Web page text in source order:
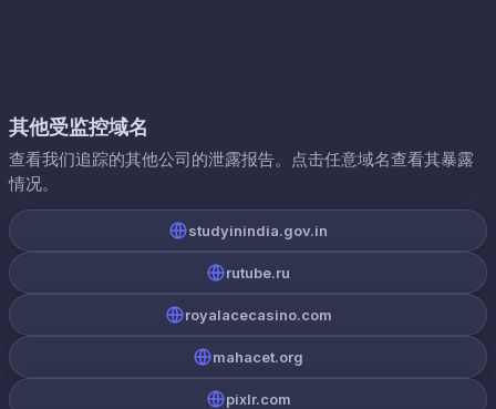
其他受监控域名
查看我们追踪的其他公司的泄露报告。点击任意域名查看其暴露
情况。
studyinindia.gov.in
rutube.ru
royalacecasino.com
mahacet.org
pixlr.com